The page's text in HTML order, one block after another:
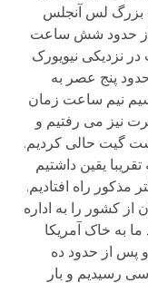
بزرگ لس آنجلس
از حدود شش ساعت
در نزدیکی نیویورک
پنج عصر به
نیم ساعت زمان
نیز می رفتیم و
پشت گیت حالی کردیم.
یقین داشتیم
مذکور راه افتادیم.
از کشور را به اداره
به خاک آمریکا
و پس از حدود ده
رسیدیم و بار